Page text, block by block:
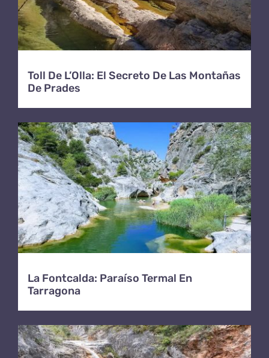
Toll De L’Olla: El Secreto De Las Montañas
De Prades
La Fontcalda: Paraíso Termal En
Tarragona